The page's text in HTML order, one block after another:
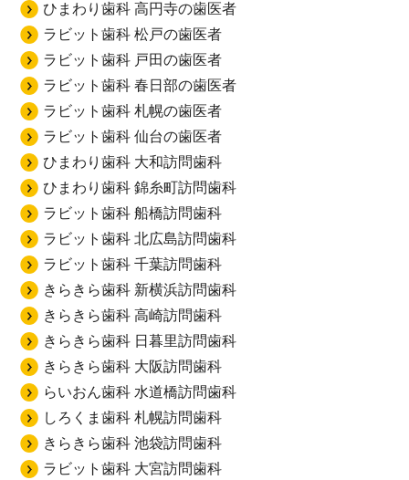
ひまわり歯科 高円寺の歯医者
ラビット歯科 松戸の歯医者
ラビット歯科 戸田の歯医者
ラビット歯科 春日部の歯医者
ラビット歯科 札幌の歯医者
ラビット歯科 仙台の歯医者
ひまわり歯科 大和訪問歯科
ひまわり歯科 錦糸町訪問歯科
ラビット歯科 船橋訪問歯科
ラビット歯科 北広島訪問歯科
ラビット歯科 千葉訪問歯科
きらきら歯科 新横浜訪問歯科
きらきら歯科 高崎訪問歯科
きらきら歯科 日暮里訪問歯科
きらきら歯科 大阪訪問歯科
らいおん歯科 水道橋訪問歯科
しろくま歯科 札幌訪問歯科
きらきら歯科 池袋訪問歯科
ラビット歯科 大宮訪問歯科